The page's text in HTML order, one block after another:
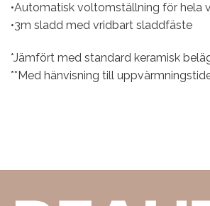
•Automatisk voltomställning för hela
•3m sladd med vridbart sladdfäste
*Jämfört med standard keramisk
**Med hänvisning till